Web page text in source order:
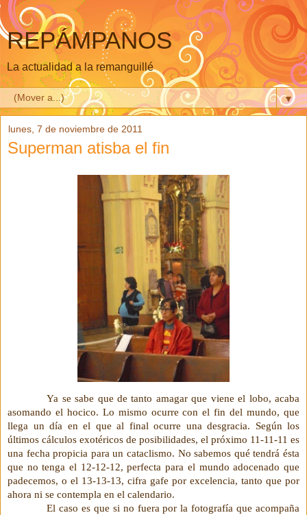
REPÁMPANOS
La actualidad a la remanguillé
▼
lunes, 7 de noviembre de 2011
Superman atisba el fin
Ya se sabe que de tanto amagar que viene el lobo, acaba
asomando el hocico. Lo mismo ocurre con el fin del mundo, que
llega un día en el que al final ocurre una desgracia. Según los
últimos cálculos exotéricos de posibilidades, el próximo 11-11-11 es
una fecha propicia para un cataclismo. No sabemos qué tendrá ésta
que no tenga el 12-12-12, perfecta para el mundo adocenado que
padecemos, o el 13-13-13, cifra gafe por excelencia, tanto que por
ahora ni se contempla en el calendario.
El caso es que si no fuera por la fotografía que acompaña